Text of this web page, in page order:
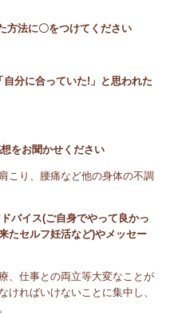
方法に〇をつけてください
分に合っていた!」と思われた
をお聞かせください
こり、腰痛など他の身体の不調
バイス(ご自身でやって良かっ
たセルフ妊活など)やメッセー
、仕事との両立等大変なことが
ければいけないことに集中し、